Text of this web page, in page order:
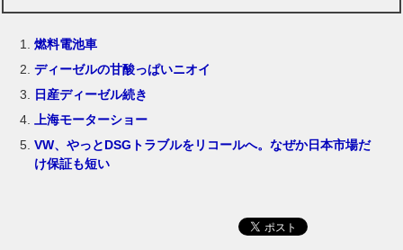
燃料電池車
ディーゼルの甘酸っぱいニオイ
日産ディーゼル続き
上海モーターショー
VW、やっとDSGトラブルをリコールへ。なぜか日本市場だ
け保証も短い